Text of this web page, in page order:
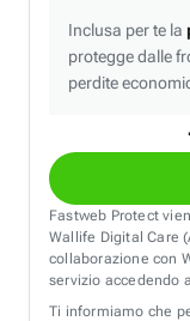
Inclusa per te la
protegge dalle
perdite
Fastweb Protect
Wallife Digital Care
collaborazione con
servizio accedendo
Ti informiamo che